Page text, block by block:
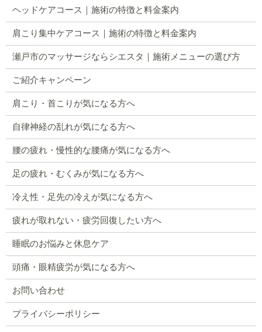
ヘッドケアコース｜施術の特徴と料金案内
肩こり集中ケアコース｜施術の特徴と料金案内
瀬戸市のマッサージならシエスタ｜施術メニューの選び方
ご紹介キャンペーン
肩こり・首こりが気になる方へ
自律神経の乱れが気になる方へ
腰の疲れ・慢性的な腰痛が気になる方へ
足の疲れ・むくみが気になる方へ
冷え性・足先の冷えが気になる方へ
疲れが取れない・疲労回復したい方へ
睡眠のお悩みと休息ケア
頭痛・眼精疲労が気になる方へ
お問い合わせ
プライバシーポリシー